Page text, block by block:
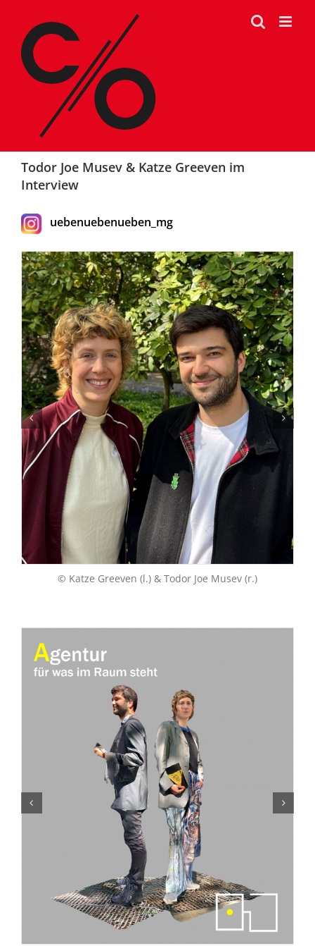
springen
Todor Joe Musev & Katze Greeven im
Interview
uebenuebenueben_mg
© Katze Greeven (l.) & Todor Joe Musev (r.)